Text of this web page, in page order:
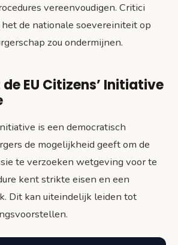
vereenvoudigen. Critici
de nationale soevereiniteit op
zou ondermijnen.
EU Citizens’ Initiative
is een democratisch
de mogelijkheid geeft om de
te verzoeken wetgeving voor te
kent strikte eisen en een
Dit kan uiteindelijk leiden tot